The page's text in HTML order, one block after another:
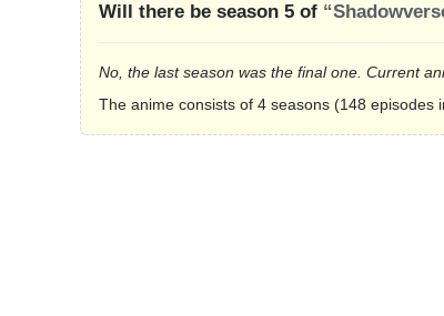
Will there be season 5 of
No, the last season was the final one. Current
The anime consists of 4 seasons (148 episodes